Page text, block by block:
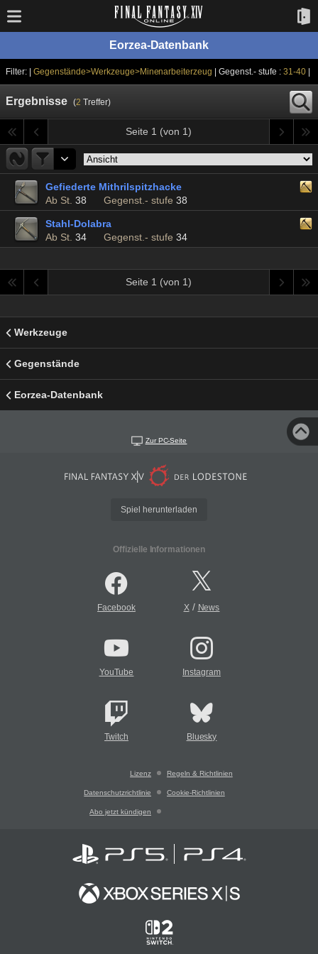
Eorzea-Datenbank
Filter: | Gegenstände>Werkzeuge>Minenarbeiterzeug | Gegenst.- stufe : 31-40|
Ergebnisse (2 Treffer)
Seite 1 (von 1)
Gefiederte Mithrilspitzhacke
Ab St. 38 Gegenst.- stufe 38
Stahl-Dolabra
Ab St. 34 Gegenst.- stufe 34
Seite 1 (von 1)
Werkzeuge
Gegenstände
Eorzea-Datenbank
Zur PC-Seite
Spiel herunterladen
Offizielle Informationen
Facebook X/ News
YouTube Instagram
Twitch Bluesky
Lizenz Regeln & Richtlinien
Datenschutzrichtlinie Cookie-Richtlinien
Abo jetzt kündigen